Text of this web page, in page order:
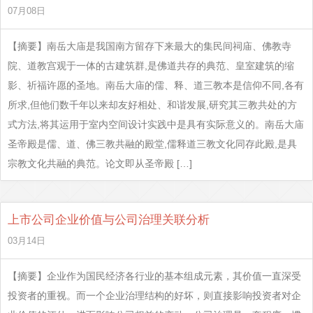
07月08日
【摘要】南岳大庙是我国南方留存下来最大的集民间祠庙、佛教寺
院、道教宫观于一体的古建筑群,是佛道共存的典范、皇室建筑的缩
影、祈福许愿的圣地。南岳大庙的儒、释、道三教本是信仰不同,各有
所求,但他们数千年以来却友好相处、和谐发展,研究其三教共处的方
式方法,将其运用于室内空间设计实践中是具有实际意义的。南岳大庙
圣帝殿是儒、道、佛三教共融的殿堂,儒释道三教文化同存此殿,是具
宗教文化共融的典范。论文即从圣帝殿 […]
上市公司企业价值与公司治理关联分析
03月14日
【摘要】企业作为国民经济各行业的基本组成元素，其价值一直深受
投资者的重视。而一个企业治理结构的好坏，则直接影响投资者对企